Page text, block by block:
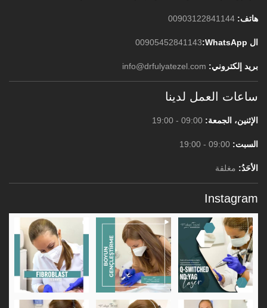
هاتف: 00903122841144
ال WhatsApp: 00905452841143
بريد إلكتروني: info@drfulyatezel.com
ساعات العمل لدينا
الإثنين، الجمعة:
السبت:
الأحَدُ: مغلقة
Instagram